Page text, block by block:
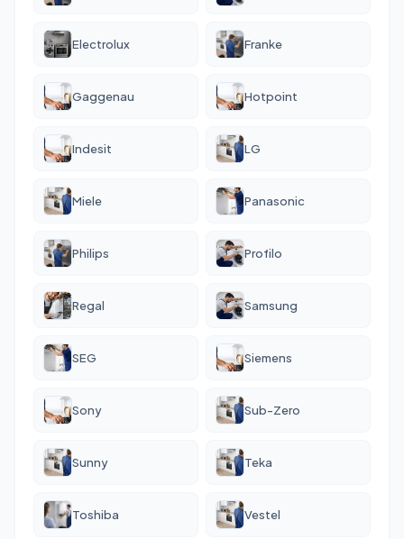
Electrolux Franke
Gaggenau Hotpoint
Indesit LG
Miele Panasonic
Philips Profilo
Regal Samsung
SEG Siemens
Sony Sub-Zero
Sunny Teka
Toshiba Vestel